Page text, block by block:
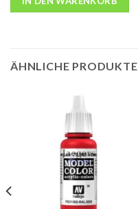
ÄHNLICHE PRODUKTE